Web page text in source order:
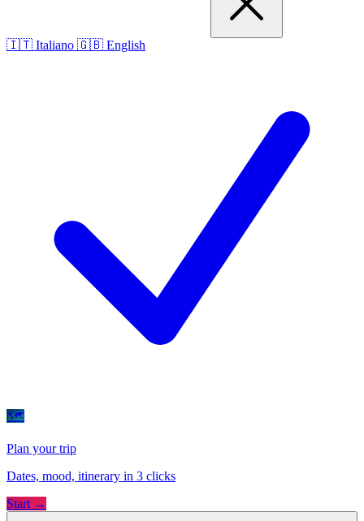
🇮🇹 Italiano 🇬🇧 English
🗺
Plan your trip
Dates, mood, itinerary in 3 clicks
Start →